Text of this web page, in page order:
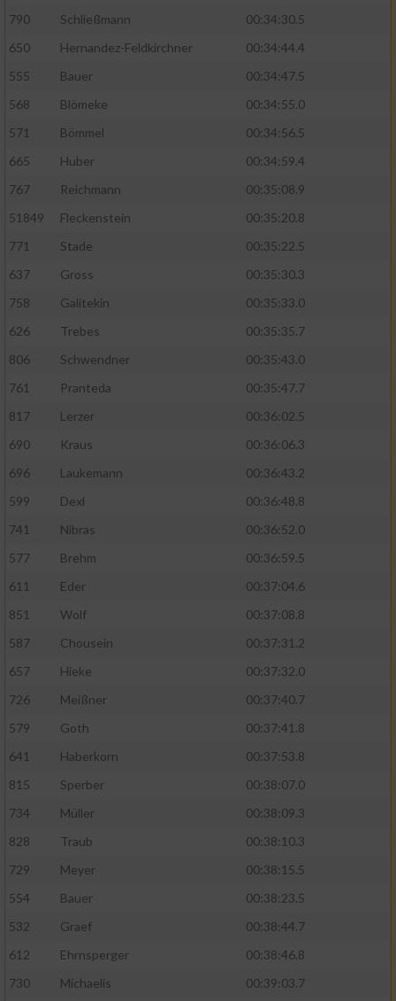
790
Schließmann
00:34:30.5
650
Hernandez-Feldkirchner
00:34:44.4
555
Bauer
00:34:47.5
568
Blömeke
00:34:55.0
571
Bömmel
00:34:56.5
665
Huber
00:34:59.4
767
Reichmann
00:35:08.9
51849
Fleckenstein
00:35:20.8
771
Stade
00:35:22.5
637
Gross
00:35:30.3
758
Galitekin
00:35:33.0
626
Trebes
00:35:35.7
806
Schwendner
00:35:43.0
761
Pranteda
00:35:47.7
817
Lerzer
00:36:02.5
690
Kraus
00:36:06.3
696
Laukemann
00:36:43.2
599
Dexl
00:36:48.8
741
Nibras
00:36:52.0
577
Brehm
00:36:59.5
611
Eder
00:37:04.6
851
Wolf
00:37:08.8
587
Chousein
00:37:31.2
657
Hieke
00:37:32.0
726
Meißner
00:37:40.7
579
Goth
00:37:41.8
641
Haberkorn
00:37:53.8
815
Sperber
00:38:07.0
734
Müller
00:38:09.3
828
Traub
00:38:10.3
729
Meyer
00:38:15.5
554
Bauer
00:38:23.5
532
Graef
00:38:44.7
612
Ehrnsperger
00:38:46.8
730
Michaelis 00:39:03.7